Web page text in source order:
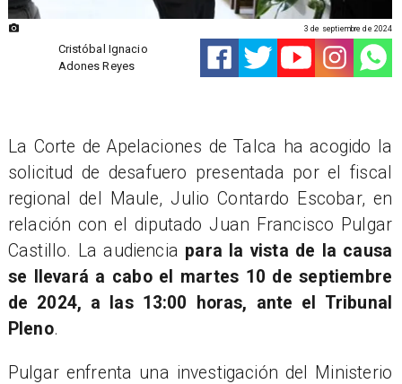
Cristóbal Ignacio
Adones Reyes
3 de septiembre de 2024
La Corte de Apelaciones de Talca ha acogido la
solicitud de desafuero presentada por el fiscal
regional del Maule, Julio Contardo Escobar, en
relación con el diputado Juan Francisco Pulgar
Castillo. La audiencia para la vista de la causa
se llevará a cabo el martes 10 de septiembre
de 2024, a las 13:00 horas, ante el Tribunal
Pleno.
Pulgar enfrenta una investigación del Ministerio